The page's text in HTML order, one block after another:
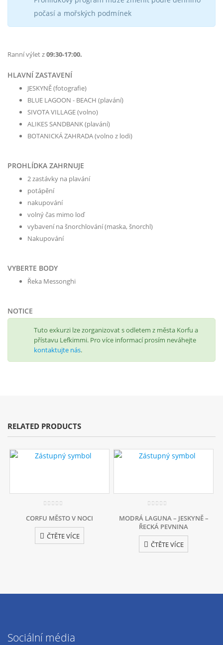
počasí a mořských podmínek
Ranní výlet z09:30-17:00.
HLAVNÍ ZASTAVENÍ
JESKYNĚ (fotografie)
BLUE LAGOON - BEACH (plavání)
SIVOTA VILLAGE (volno)
ALIKES SANDBANK (plavání)
BOTANICKÁ ZAHRADA (volno z lodi)
PROHLÍDKA ZAHRNUJE
2 zastávky na plavání
potápění
nakupování
volný čas mimo loď
vybavení na šnorchlování (maska, šnorchl)
Nakupování
VYBERTE BODY
Řeka Messonghi
NOTICE
Tuto exkurzi lze zorganizovat s odletem z města Korfu a
přístavu Lefkimmi. Pro více informací prosím neváhejte
kontaktujte nás.
RELATED PRODUCTS
CORFU MĚSTO V NOCI
ČTĚTE VÍCE
MODRÁ LAGUNA – JESKYNĚ –
ŘECKÁ PEVNINA
ČTĚTE VÍCE
Sociální média